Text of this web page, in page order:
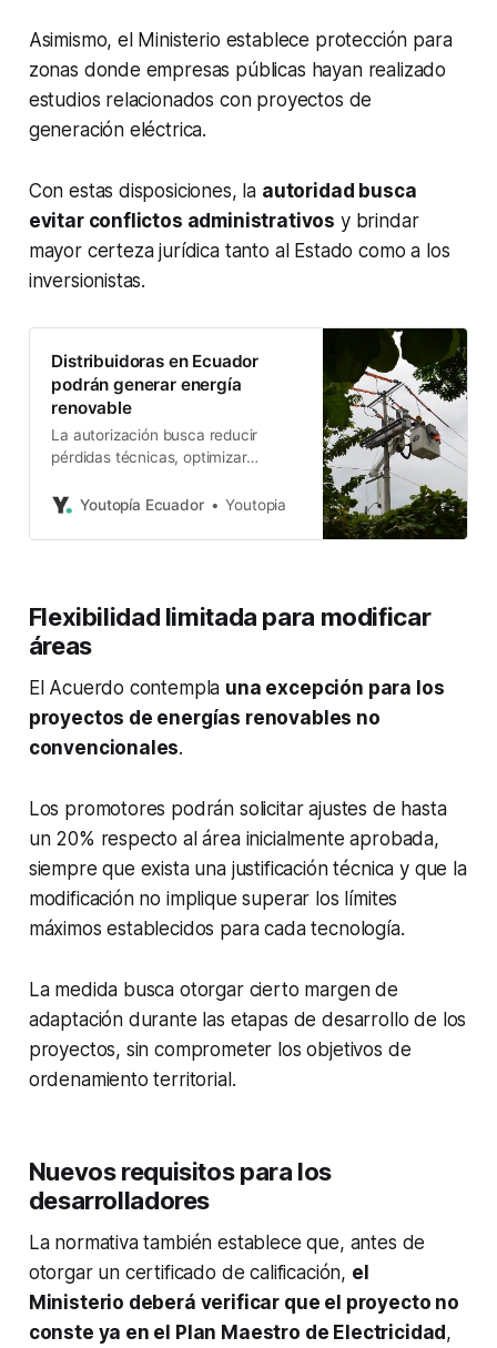
Asimismo, el Ministerio establece protección para
zonas donde empresas públicas hayan realizado
estudios relacionados con proyectos de
generación eléctrica.
Con estas disposiciones, la autoridad busca
evitar conflictos administrativos y brindar
mayor certeza jurídica tanto al Estado como a los
inversionistas.
Distribuidoras en Ecuador
podrán generar energía
renovable
La autorización busca reducir
pérdidas técnicas, optimizar
Los proyectos deberán localizarse
Youtopía Ecuador Youtopia
Flexibilidad limitada para modificar
áreas
El Acuerdo contempla una excepción para los
proyectos de energías renovables no
convencionales.
Los promotores podrán solicitar ajustes de hasta
un 20% respecto al área inicialmente aprobada,
siempre que exista una justificación técnica y que la
modificación no implique superar los límites
máximos establecidos para cada tecnología.
La medida busca otorgar cierto margen de
adaptación durante las etapas de desarrollo de los
proyectos, sin comprometer los objetivos de
ordenamiento territorial.
Nuevos requisitos para los
desarrolladores
La normativa también establece que, antes de
otorgar un certificado de calificación, el
Ministerio deberá verificar que el proyecto no
conste ya en el Plan Maestro de Electricidad,